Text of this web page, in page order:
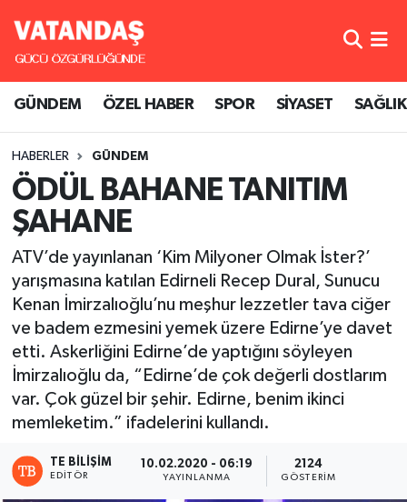
GÜNDEM ÖZEL HABER SPOR SİYASET SAĞLIK
HABERLER GÜNDEM
ÖDÜL BAHANE TANITIM
ŞAHANE
ATV’de yayınlanan ‘Kim Milyoner Olmak İster?’
yarışmasına katılan Edirneli Recep Dural, Sunucu
Kenan İmirzalıoğlu’nu meşhur lezzetler tava ciğer
ve badem ezmesini yemek üzere Edirne’ye davet
etti. Askerliğini Edirne’de yaptığını söyleyen
İmirzalıoğlu da, “Edirne’de çok değerli dostlarım
var. Çok güzel bir şehir. Edirne, benim ikinci
memleketim.” ifadelerini kullandı.
TE BILIŞIM
EDITÖR
10.02.2020 - 06:19
YAYINLANMA
2124
GÖSTERIM
GÜNDEM
SPOR
SİYASET
SAĞLIK
Hava Durumu
Süper Lig Puan Durumu ve Fikstür
Tüm Manşetler
Son Dakika Haberleri
Haber Arşivi